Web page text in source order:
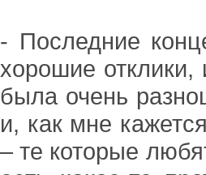
- Последние
хорошие
была очень
и, как мне
– те которые